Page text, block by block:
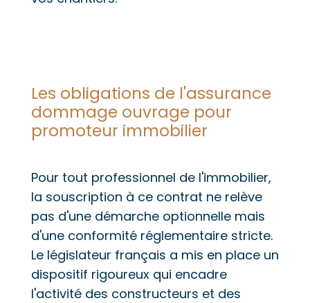
Les obligations de l'assurance
dommage ouvrage pour
promoteur immobilier
Pour tout professionnel de l'immobilier,
la souscription à ce contrat ne relève
pas d'une démarche optionnelle mais
d'une conformité réglementaire stricte.
Le législateur français a mis en place un
dispositif rigoureux qui encadre
l'activité des constructeurs et des